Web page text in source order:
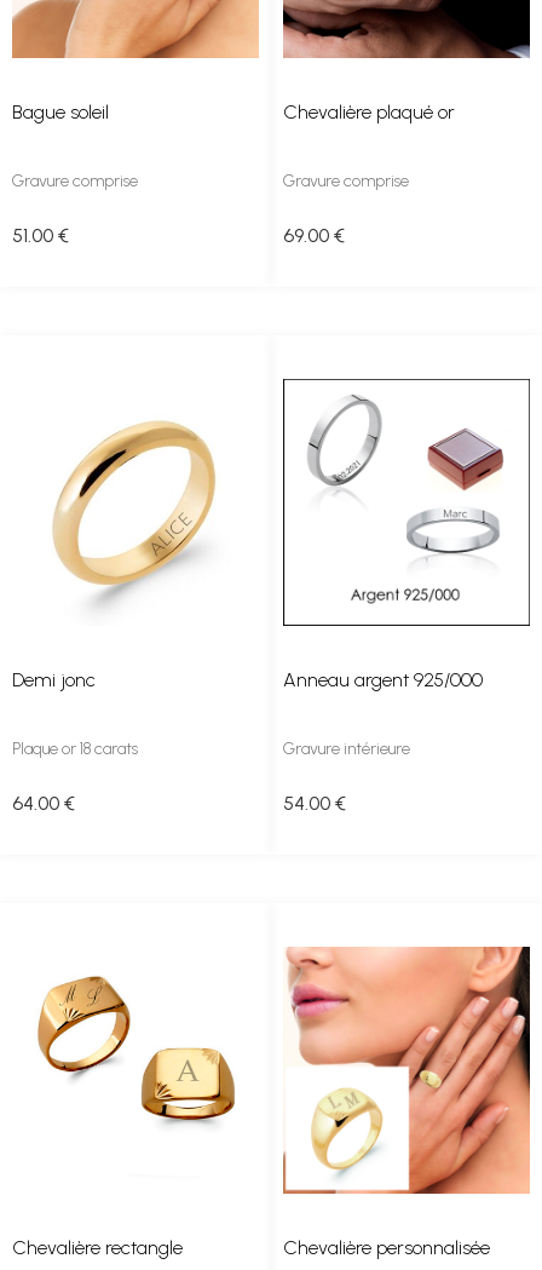
Bague soleil
Gravure comprise
51.00 €
Chevalière plaqué or
Gravure comprise
69.00 €
Demi jonc
Plaque or 18 carats
64.00 €
Anneau argent 925/000
Gravure intérieure
54.00 €
Chevalière rectangle Chevalière personnalisée